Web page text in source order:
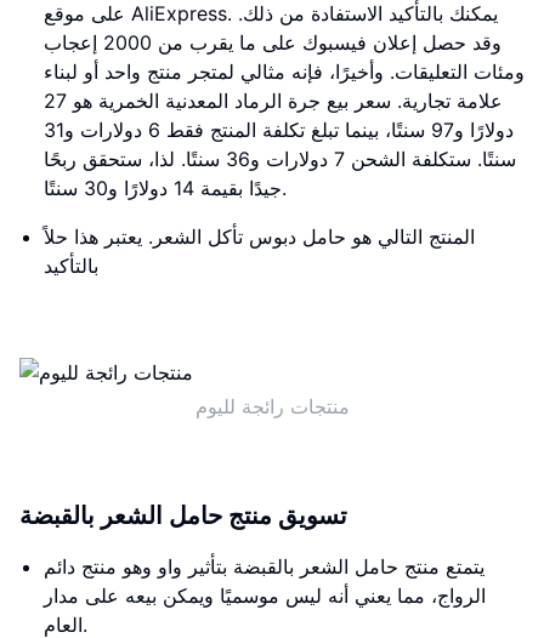
على موقع AliExpress. يمكنك بالتأكيد الاستفادة من ذلك.
وقد حصل إعلان فيسبوك على ما يقرب من 2000 إعجاب
ومئات التعليقات. وأخيرًا، فإنه مثالي لمتجر منتج واحد أو لبناء
علامة تجارية. سعر بيع جرة الرماد المعدنية الخمرية هو 27
دولارًا و97 سنتًا، بينما تبلغ تكلفة المنتج فقط 6 دولارات و31
سنتًا. ستكلفة الشحن 7 دولارات و36 سنتًا. لذا، ستحقق ربحًا
جيدًا بقيمة 14 دولارًا و30 سنتًا.
المنتج التالي هو حامل دبوس تأكل الشعر. يعتبر هذا حلاً
بالتأكيد
منتجات رائجة لليوم
تسويق منتج حامل الشعر بالقبضة
يتمتع منتج حامل الشعر بالقبضة بتأثير واو وهو منتج دائم
الرواج، مما يعني أنه ليس موسميًا ويمكن بيعه على مدار
العام.